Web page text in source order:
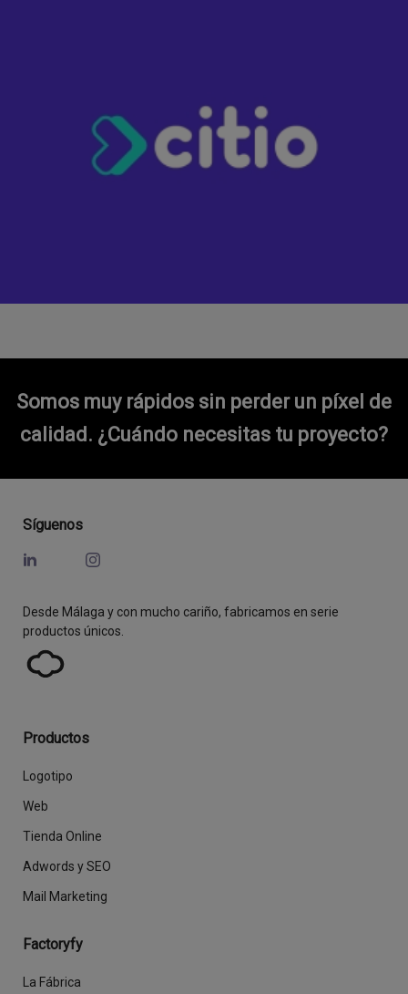
Somos muy rápidos sin perder un píxel de
calidad. ¿Cuándo necesitas tu proyecto?
Síguenos
Desde Málaga y con mucho cariño, fabricamos en serie
productos únicos.
Productos
Logotipo
Web
Tienda Online
Adwords y SEO
Mail Marketing
Factoryfy
La Fábrica